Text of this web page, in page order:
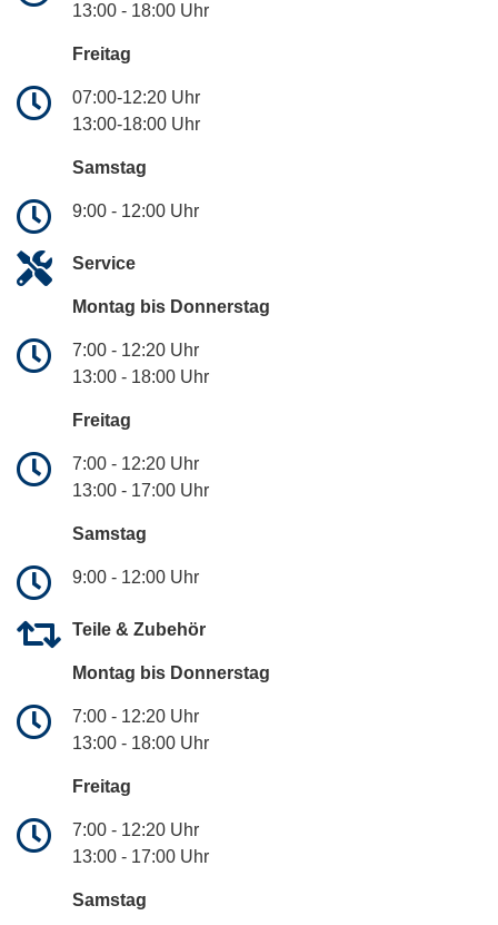
13:00 - 18:00 Uhr
Freitag
07:00-12:20 Uhr
13:00-18:00 Uhr
Samstag
9:00 - 12:00 Uhr
Service
Montag bis Donnerstag
7:00 - 12:20 Uhr
13:00 - 18:00 Uhr
Freitag
7:00 - 12:20 Uhr
13:00 - 17:00 Uhr
Samstag
9:00 - 12:00 Uhr
Teile & Zubehör
Montag bis Donnerstag
7:00 - 12:20 Uhr
13:00 - 18:00 Uhr
Freitag
7:00 - 12:20 Uhr
13:00 - 17:00 Uhr
Samstag